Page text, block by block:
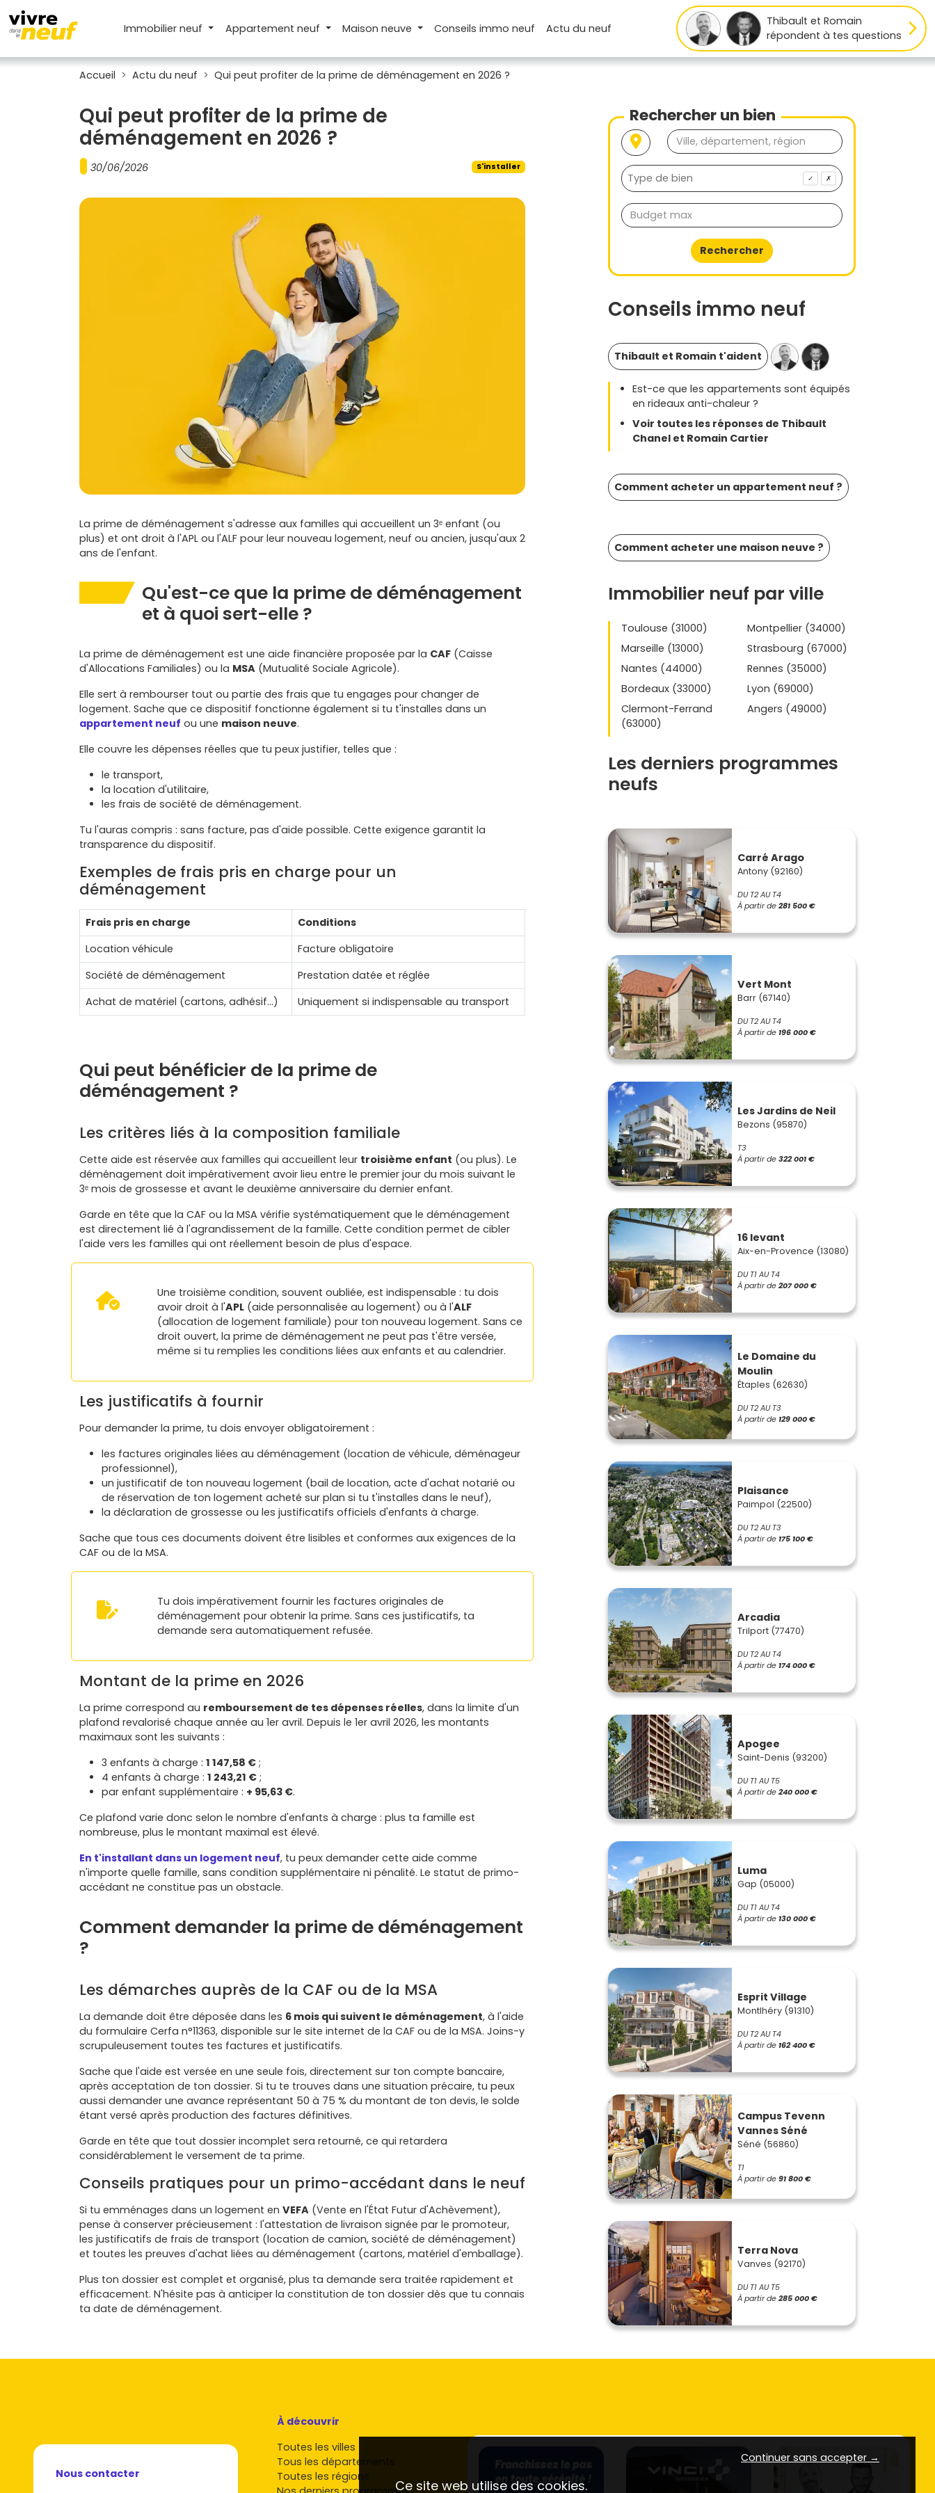
Immobilier neuf Appartement neuf Maison neuve Conseilsimmo neuf Actudu neuf
Thibault et Romain
répondent à tes questions
Accueil Actu du neuf Qui peut profiter de la prime de déménagement en 2026 ?
Qui peut profiter de la prime de
déménagement en 2026 ?
30/06/2026 S'installer
La prime de déménagement s'adresse aux familles qui accueillent un 3ᵉ enfant (ou
plus) et ont droit à l'APL ou l'ALF pour leur nouveau logement, neuf ou ancien, jusqu'aux 2
ans de l'enfant.
Qu'est-ce que la prime de déménagement
et à quoi sert-elle ?
La prime de déménagement est une aide financière proposée par la CAF (Caisse
d'Allocations Familiales) ou la MSA (Mutualité Sociale Agricole).
Elle sert à rembourser tout ou partie des frais que tu engages pour changer de
logement. Sache que ce dispositif fonctionne également si tu t'installes dans un
appartement neuf ou une maison neuve.
Elle couvre les dépenses réelles que tu peux justifier, telles que :
le transport,
la location d'utilitaire,
les frais de société de déménagement.
Tu l'auras compris : sans facture, pas d'aide possible. Cette exigence garantit la
transparence du dispositif.
Exemples de frais pris en charge pour un
déménagement
Frais pris en charge
Conditions
Location véhicule
Facture obligatoire
Société de déménagement
Prestation datée et réglée
Achat de matériel (cartons, adhésif…)
Uniquement si indispensable au transport
Qui peut bénéficier de la prime de
déménagement ?
Les critères liés à la composition familiale
Cette aide est réservée aux familles qui accueillent leur troisième enfant (ou plus). Le
déménagement doit impérativement avoir lieu entre le premier jour du mois suivant le
3ᵉ mois de grossesse et avant le deuxième anniversaire du dernier enfant.
Garde en tête que la CAF ou la MSA vérifie systématiquement que le déménagement
est directement lié à l'agrandissement de la famille. Cette condition permet de cibler
l'aide vers les familles qui ont réellement besoin de plus d'espace.
Une troisième condition, souvent oubliée, est indispensable : tu dois
avoir droit à l'APL(aide personnalisée au logement) ou à l'ALF
(allocation de logement familiale) pour ton nouveau logement. Sans ce
droit ouvert, la prime de déménagement ne peut pas t'être versée,
même si tu remplies les conditions liées aux enfants et au calendrier.
Les justificatifs à fournir
Pour demander la prime, tu dois envoyer obligatoirement :
les factures originales liées au déménagement (location de véhicule, déménageur
professionnel),
un justificatif de ton nouveau logement (bail de location, acte d'achat notarié ou
de réservation de ton logement acheté sur plan si tu t'installes dans le neuf),
la déclaration de grossesse ou les justificatifs officiels d'enfants à charge.
Sache que tous ces documents doivent être lisibles et conformes aux exigences de la
CAF ou de la MSA.
Tu dois impérativement fournir les factures originales de
déménagement pour obtenir la prime. Sans ces justificatifs, ta
demande sera automatiquement refusée.
Montant de la prime en 2026
La prime correspond au remboursement de tes dépenses réelles, dans la limite d'un
plafond revalorisé chaque année au 1er avril. Depuis le 1er avril 2026, les montants
maximaux sont les suivants :
3 enfants à charge : 1 147,58 € ;
4 enfants à charge : 1 243,21 € ;
par enfant supplémentaire : + 95,63 €.
Ce plafond varie donc selon le nombre d'enfants à charge : plus ta famille est
nombreuse, plus le montant maximal est élevé.
En t'installant dans un logement neuf, tu peux demander cette aide comme
n'importe quelle famille, sans condition supplémentaire ni pénalité. Le statut de primo-
accédant ne constitue pas un obstacle.
Comment demander la prime de déménagement
?
Les démarches auprès de la CAF ou de la MSA
La demande doit être déposée dans les 6 mois qui suivent le déménagement, à l'aide
du formulaire Cerfa n°11363, disponible sur le site internet de la CAF ou de la MSA. Joins-y
scrupuleusement toutes tes factures et justificatifs.
Sache que l'aide est versée en une seule fois, directement sur ton compte bancaire,
après acceptation de ton dossier. Si tu te trouves dans une situation précaire, tu peux
aussi demander une avance représentant 50 à 75 % du montant de ton devis, le solde
étant versé après production des factures définitives.
Garde en tête que tout dossier incomplet sera retourné, ce qui retardera
considérablement le versement de ta prime.
Conseils pratiques pour un primo-accédant dans le neuf
Si tu emménages dans un logement en VEFA (Vente en l'État Futur d'Achèvement),
pense à conserver précieusement : l'attestation de livraison signée par le promoteur,
les justificatifs de frais de transport (location de camion, société de déménagement)
et toutes les preuves d'achat liées au déménagement (cartons, matériel d'emballage).
Plus ton dossier est complet et organisé, plus ta demande sera traitée rapidement et
efficacement. N'hésite pas à anticiper la constitution de ton dossier dès que tu connais
ta date de déménagement.
Rechercher un bien
✓ ✗
Rechercher
Conseils immo neuf
Thibault et Romain t'aident
Est-ce que les appartements sont équipés
en rideaux anti-chaleur ?
Voir toutes les réponses de Thibault
Chanel et Romain Cartier
Comment acheter un appartement neuf ?
Comment acheter une maison neuve ?
Immobilier neuf par ville
Toulouse (31000)
Montpellier (34000)
Marseille (13000)
Strasbourg (67000)
Nantes (44000)
Rennes (35000)
Bordeaux (33000)
Lyon (69000)
Clermont-Ferrand
(63000)
Angers (49000)
Les derniers programmes
neufs
Carré Arago
Antony (92160)
DU T2 AU T4
À partir de281 500 €
Vert Mont
Barr (67140)
DU T2 AU T4
À partir de 196 000 €
Les Jardins de Neil
Bezons (95870)
T3
À partir de322 001 €
16 levant
Aix-en-Provence (13080)
DU T1 AU T4
À partir de207 000 €
Le Domaine du
Moulin
Étaples (62630)
DU T2 AU T3
À partir de 129 000 €
Plaisance
Paimpol (22500)
DU T2 AU T3
À partir de 175 100 €
Arcadia
Trilport (77470)
DU T2 AU T4
À partir de 174 000 €
Apogee
Saint-Denis (93200)
DU T1 AU T5
À partir de240 000 €
Luma
Gap (05000)
DU T1 AU T4
À partir de 130 000 €
Esprit Village
Montlhéry (91310)
DU T2 AU T4
À partir de 162 400 €
Campus Tevenn
Vannes Séné
Séné (56860)
T1
À partir de91 800 €
Terra Nova
Vanves (92170)
DU T1 AU T5
À partir de285 000 €
Nous contacter
À découvrir
Toutes les villes
Tous les départements
Toutes les régions
Continuer sans accepter →
Ce site web utilise des cookies.